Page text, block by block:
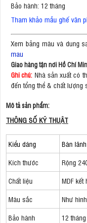
Bảo hành: 12 tháng
Tham khảo mẫu ghế văn
Xem bảng màu và dung
mau
Giao hàng tận nơi Hồ Chí
Ghi chú: Nhà sản xuất có
đến tổng thể & chất lượng
Mô tả sản phẩm:
THÔNG SỐ KỸ THUẬT
Kiểu dáng
Bàn
Kích thước
Rộng
Chất liệu
MDF kết
Màu sắc
Như hình
Bảo hành
12 tháng